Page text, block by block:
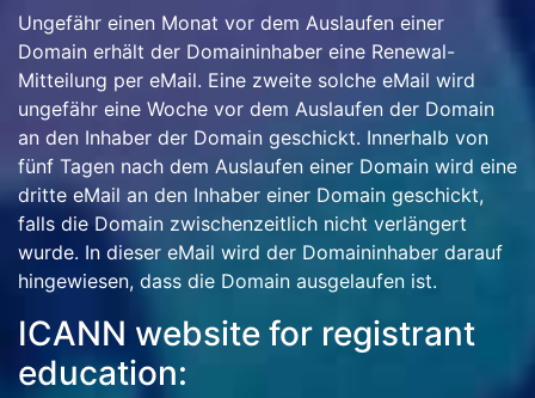
Ungefähr einen Monat vor dem Auslaufen einer
Domain erhält der Domaininhaber eine Renewal-
Mitteilung per eMail. Eine zweite solche eMail wird
ungefähr eine Woche vor dem Auslaufen der Domain
an den Inhaber der Domain geschickt. Innerhalb von
fünf Tagen nach dem Auslaufen einer Domain wird eine
dritte eMail an den Inhaber einer Domain geschickt,
falls die Domain zwischenzeitlich nicht verlängert
wurde. In dieser eMail wird der Domaininhaber darauf
hingewiesen, dass die Domain ausgelaufen ist.
ICANN website for registrant
education: